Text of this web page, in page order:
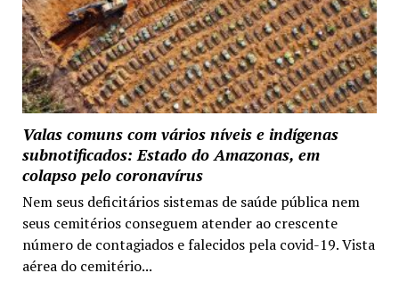
Valas comuns com vários níveis e indígenas
subnotificados: Estado do Amazonas, em
colapso pelo coronavírus
Nem seus deficitários sistemas de saúde pública nem
seus cemitérios conseguem atender ao crescente
número de contagiados e falecidos pela covid-19. Vista
aérea do cemitério...